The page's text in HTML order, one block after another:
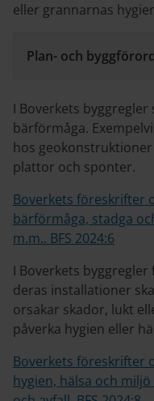
eller grannarnas
Plan- och
I Boverkets
bärförmåga.
hos
plattor och sponter.
Boverkets föreskrifter
bärförmåga, stadga
m.m.. BFS 2024:6
I Boverkets
deras installationer
orsakar skador, lukt
påverka hygien eller
Boverkets föreskrifter
hygien, hälsa och